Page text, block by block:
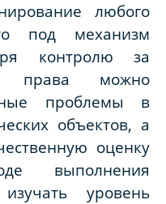
любого
под механизм
контролю за
права можно
проблемы в
объектов, а
оценку
выполнения
уровень